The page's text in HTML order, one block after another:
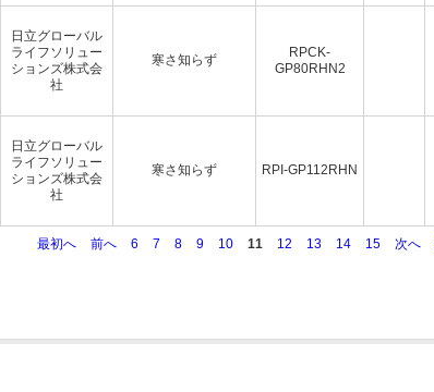
日立グローバル
ライフソリュー
ションズ株式会
社
寒さ知らず
RPCK-
GP80RHN2
日立グローバル
ライフソリュー
ションズ株式会
社
寒さ知らず RPI-GP112RHN
最初へ 前へ 6 7 8 9 10 11 12 13 14 15 次へ